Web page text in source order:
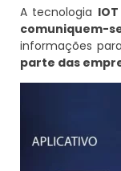
A tecnologia
comuniquem-
informações
parte das